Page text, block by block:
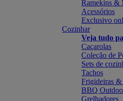
Ramekins &
Acessórios
Exclusivo
Cozinhar
Veja tudo
Caçarolas
Coleção de
Sets de
Tachos
Frigideiras &
BBQ
Grelhadores